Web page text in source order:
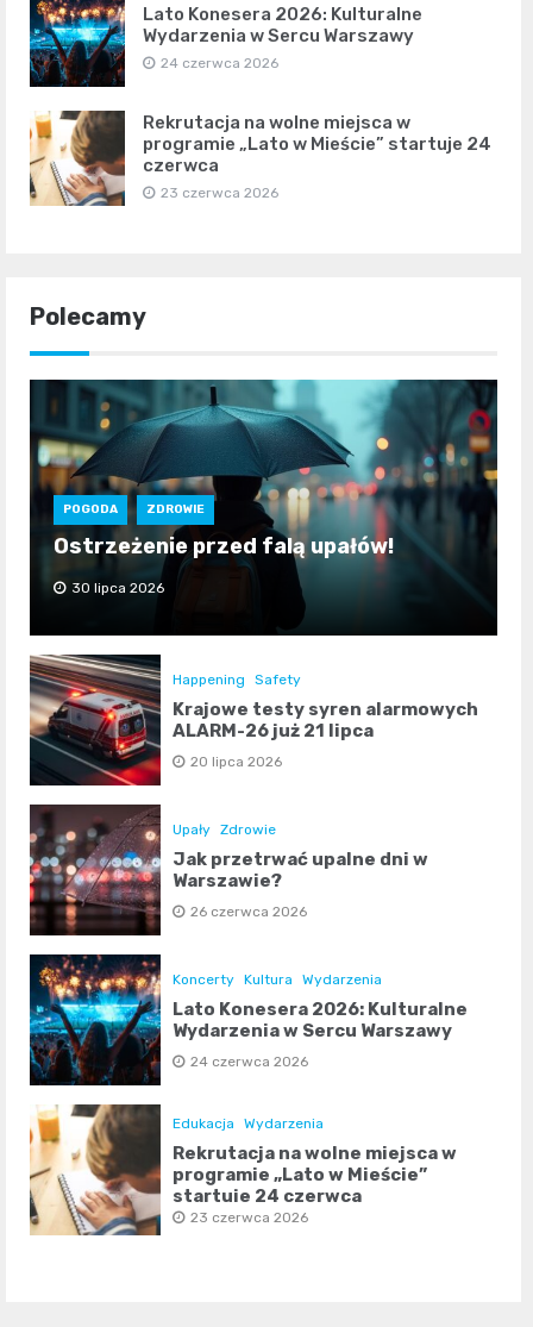
Lato Konesera 2026: Kulturalne
Wydarzenia w Sercu Warszawy
24 czerwca 2026
Rekrutacja na wolne miejsca w
programie „Lato w Mieście” startuje 24
czerwca
23 czerwca 2026
Polecamy
POGODA ZDROWIE
Ostrzeżenie przed falą upałów!
30 lipca 2026
Happening Safety
Krajowe testy syren alarmowych
ALARM-26 już 21 lipca
20 lipca 2026
Upały Zdrowie
Jak przetrwać upalne dni w
Warszawie?
26 czerwca 2026
Koncerty Kultura Wydarzenia
Lato Konesera 2026: Kulturalne
Wydarzenia w Sercu Warszawy
24 czerwca 2026
Edukacja Wydarzenia
Rekrutacja na wolne miejsca w
programie „Lato w Mieście”
startuje 24 czerwca
23 czerwca 2026